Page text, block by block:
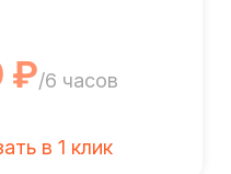
₽/6 часов
в 1 клик